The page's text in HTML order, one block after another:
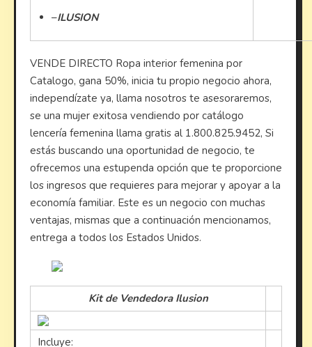
–ILUSION
VENDE DIRECTO Ropa interior femenina por
Catalogo, gana 50%, inicia tu propio negocio ahora,
independízate ya, llama nosotros te asesoraremos,
se una mujer exitosa vendiendo por catálogo
lencería femenina llama gratis al 1.800.825.9452, Si
estás buscando una oportunidad de negocio, te
ofrecemos una estupenda opción que te proporcione
los ingresos que requieres para mejorar y apoyar a la
economía familiar. Este es un negocio con muchas
ventajas, mismas que a continuación mencionamos,
entrega a todos los Estados Unidos.
Kit de Vendedora Ilusion
Incluye: